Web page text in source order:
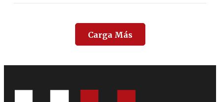
Carga Más